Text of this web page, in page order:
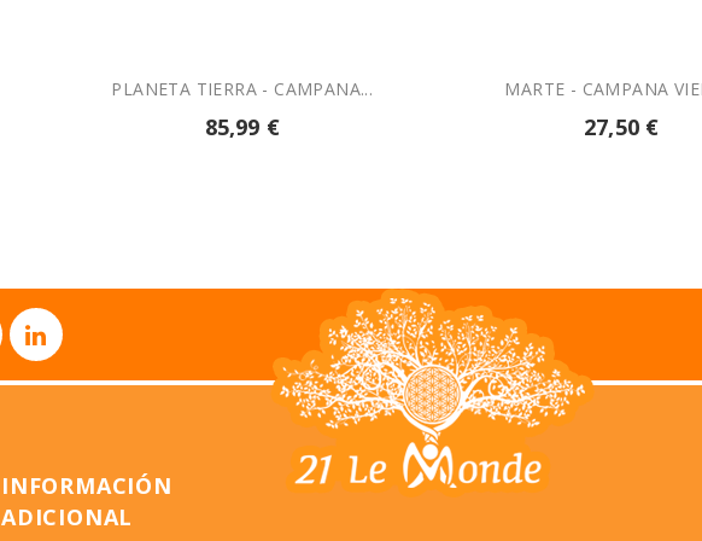
PLANETA TIERRA - CAMPANA...
85,99 €
MARTE - CAMPANA
27,50 €
INFORMACIÓN
ADICIONAL